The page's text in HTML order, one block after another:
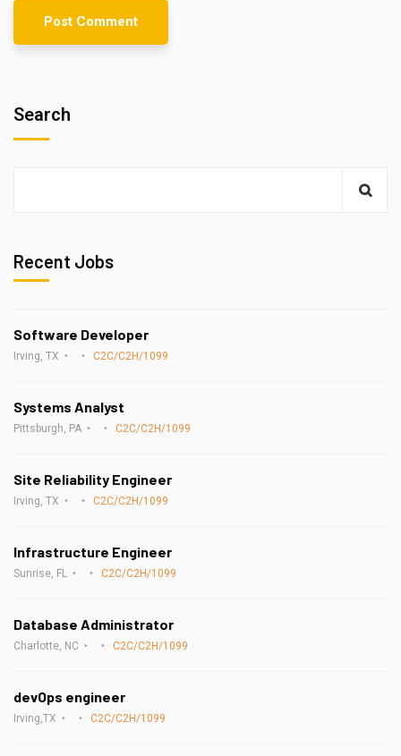
Search
Recent Jobs
Software Developer
Irving, TX C2C/C2H/1099
Systems Analyst
Pittsburgh, PA C2C/C2H/1099
Site Reliability Engineer
Irving, TX C2C/C2H/1099
Infrastructure Engineer
Sunrise, FL C2C/C2H/1099
Database Administrator
Charlotte, NC C2C/C2H/1099
devOps engineer
Irving,TX C2C/C2H/1099